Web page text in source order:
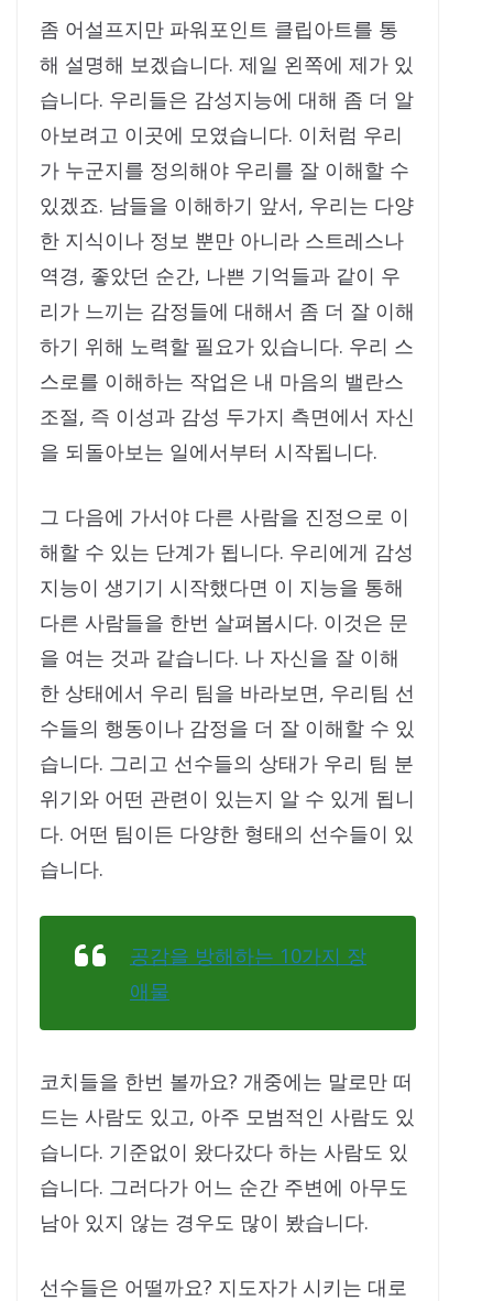
좀 어설프지만 파워포인트 클립아트를 통
해 설명해 보겠습니다. 제일 왼쪽에 제가 있
습니다. 우리들은 감성지능에 대해 좀 더 알
아보려고 이곳에 모였습니다. 이처럼 우리
가 누군지를 정의해야 우리를 잘 이해할 수
있겠죠. 남들을 이해하기 앞서, 우리는 다양
한 지식이나 정보 뿐만 아니라 스트레스나
역경, 좋았던 순간, 나쁜 기억들과 같이 우
리가 느끼는 감정들에 대해서 좀 더 잘 이해
하기 위해 노력할 필요가 있습니다. 우리 스
스로를 이해하는 작업은 내 마음의 밸란스
조절, 즉 이성과 감성 두가지 측면에서 자신
을 되돌아보는 일에서부터 시작됩니다.
그 다음에 가서야 다른 사람을 진정으로 이
해할 수 있는 단계가 됩니다. 우리에게 감성
지능이 생기기 시작했다면 이 지능을 통해
다른 사람들을 한번 살펴봅시다. 이것은 문
을 여는 것과 같습니다. 나 자신을 잘 이해
한 상태에서 우리 팀을 바라보면, 우리팀 선
수들의 행동이나 감정을 더 잘 이해할 수 있
습니다. 그리고 선수들의 상태가 우리 팀 분
위기와 어떤 관련이 있는지 알 수 있게 됩니
다. 어떤 팀이든 다양한 형태의 선수들이 있
습니다.
공감을 방해하는 10가지 장
애물
코치들을 한번 볼까요? 개중에는 말로만 떠
드는 사람도 있고, 아주 모범적인 사람도 있
습니다. 기준없이 왔다갔다 하는 사람도 있
습니다. 그러다가 어느 순간 주변에 아무도
남아 있지 않는 경우도 많이 봤습니다.
선수들은 어떨까요? 지도자가 시키는 대로